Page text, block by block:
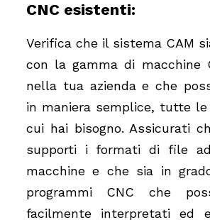
CNC esistenti:
Verifica che il sistema CAM
con la gamma di macchine
nella tua azienda e che
in maniera semplice, tutte le
cui hai bisogno. Assicurati
supporti i formati di file
macchine e che sia in
programmi CNC che
facilmente interpretati ed